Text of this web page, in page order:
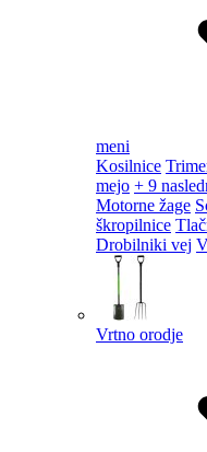
meni
Kosilnice
mejo + 9
Motorne žage
škropilnice
Drobilniki vej
Vrtno orodje